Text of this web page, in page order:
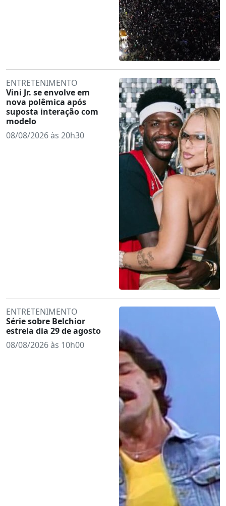
ENTRETENIMENTO
Vini Jr. se envolve em
nova polêmica após
suposta interação com
modelo
08/08/2026 às 20h30
ENTRETENIMENTO
Série sobre Belchior
estreia dia 29 de agosto
08/08/2026 às 10h00